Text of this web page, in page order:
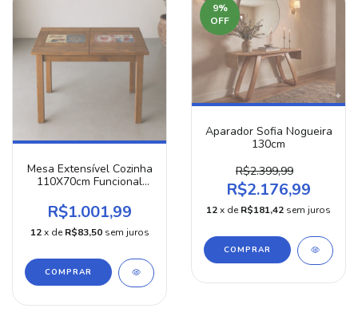
Mesa Extensível Cozinha
110X70cm Funcional
Taeda
R$1.001,99
12 x de R$83,50 sem juros
COMPRAR
9%
OFF
Aparador Sofia Nogueira
130cm
R$2.399,99
R$2.176,99
12x de R$181,42 sem juros